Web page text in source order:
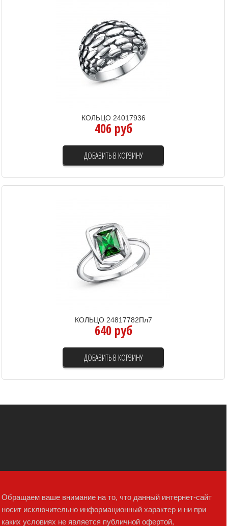
КОЛЬЦО 24017936
406 руб
ДОБАВИТЬ В КОРЗИНУ
КОЛЬЦО 24817782Пл7
640 руб
ДОБАВИТЬ В КОРЗИНУ
Обращаем ваше внимание на то, что данный интернет-сайт
носит исключительно информационный характер и ни при
каких условиях не является публичной офертой,